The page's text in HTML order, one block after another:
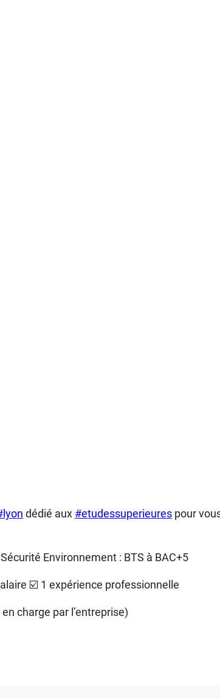
dédié aux #etudessuperieures pour
Environnement : BTS à BAC+5
☑️ 1 expérience professionnelle
charge par l’entreprise)